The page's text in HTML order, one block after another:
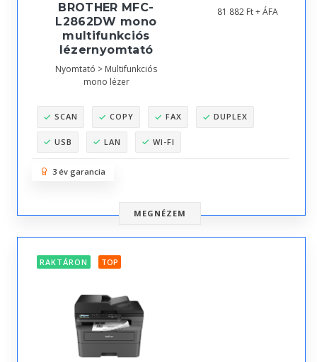
BROTHER MFC-
L2862DW mono
multifunkciós
lézernyomtató
Nyomtató > Multifunkciós
mono lézer
81 882 Ft + ÁFA
SCAN COPY FAX DUPLEX
USB LAN WI-FI
3 év garancia
MEGNÉZEM
RAKTÁRON TOP